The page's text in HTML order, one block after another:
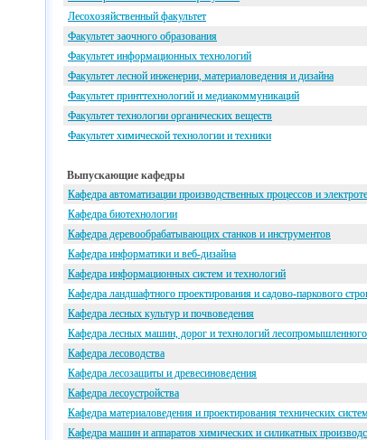
Лесохозяйственный факультет
Факультет заочного образования
Факультет информационных технологий
Факультет лесной инженерии, материаловедения и дизайна
Факультет принттехнологий и медиакоммуникаций
Факультет технологии органических веществ
Факультет химической технологии и техники
Выпускающие кафедры
Кафедра автоматизации производственных процессов и
Кафедра биотехнологии
Кафедра деревообрабатывающих станков и инструментов
Кафедра информатики и веб-дизайна
Кафедра информационных систем и технологий
Кафедра ландшафтного проектирования и садово-паркового
Кафедра лесных культур и почвоведения
Кафедра лесных машин, дорог и технологий лесопромышленного
Кафедра лесоводства
Кафедра лесозащиты и древесиноведения
Кафедра лесоустройства
Кафедра материаловедения и проектирования технических
Кафедра машин и аппаратов химических и силикатных